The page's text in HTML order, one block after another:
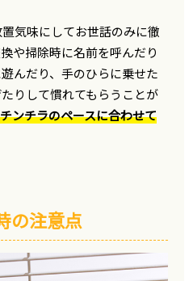
気味にしてお世話のみに徹
や掃除時に名前を呼んだり
んだり、手のひらに乗せた
りして慣れてもらうことが
ンチラのペースに合わせて
の注意点